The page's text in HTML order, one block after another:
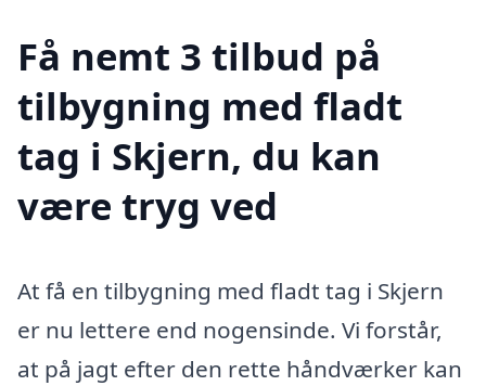
Få nemt 3 tilbud på
tilbygning med fladt
tag i Skjern, du kan
være tryg ved
At få en tilbygning med fladt tag i Skjern
er nu lettere end nogensinde. Vi forstår,
at på jagt efter den rette håndværker kan